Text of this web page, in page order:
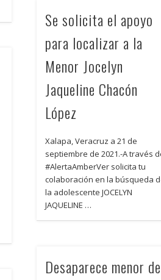
Se solicita el apoyo
para localizar a la
Menor Jocelyn
Jaqueline Chacón
López
Xalapa, Veracruz a 21 de
septiembre de 2021.-A través
#AlertaAmberVer solicita tu
colaboración en la búsqueda
la adolescente JOCELYN
JAQUELINE …
Desaparece menor de